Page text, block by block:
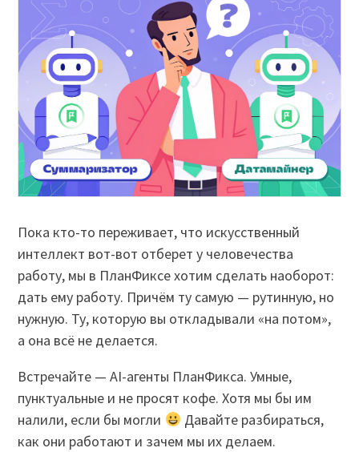
Пока кто-то переживает, что искусственный
интеллект вот-вот отберет у человечества
работу, мы в ПланФиксе хотим сделать наоборот:
дать ему работу. Причём ту самую — рутинную, но
нужную. Ту, которую вы откладывали «на потом»,
а она всё не делается.
Встречайте — AI-агенты ПланФикса. Умные,
пунктуальные и не просят кофе. Хотя мы бы им
налили, если бы могли
Давайте разбираться,
как они работают и зачем мы их делаем.